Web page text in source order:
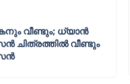
വീണ്ടും; ധ്യാൻ
ചിത്രത്തിൽ വീണ്ടും